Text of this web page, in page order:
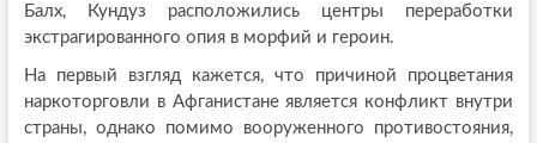
Балх, Кундуз расположились центры переработки
экстрагированного опия в морфий и героин.
На первый взгляд кажется, что причиной процветания
наркоторговли в Афганистане является конфликт внутри
страны, однако помимо вооруженного противостояния,